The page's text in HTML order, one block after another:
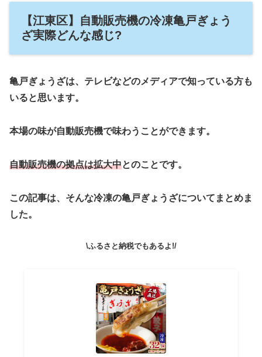
【江東区】自動販売機の冷凍亀戸ぎょう
ざ実際どんな感じ?
亀戸ぎょうざは、テレビなどのメディアで知っている方も
いると思います。
本場の味が自動販売機で味わうことができます。
自動販売機の拠点は拡大中とのことです。
この記事は、そんな冷凍の亀戸ぎょうざについてまとめま
した。
\ふるさと納税でもあるよ!/